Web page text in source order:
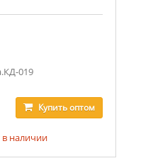
019
Купитьоптом
в наличии